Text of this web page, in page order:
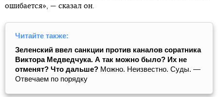
ошибается», — сказал он.
Читайте также:
Зеленский ввел санкции против каналов соратника
Виктора Медведчука. А так можно было? Их не
отменят? Что дальше? Можно. Неизвестно. Суды. —
Отвечаем по порядку